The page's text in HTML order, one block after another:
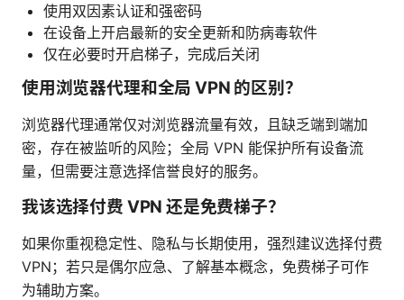
使用双因素认证和强密码
在设备上开启最新的安全更新和防病毒软件
仅在必要时开启梯子，完成后关闭
使用浏览器代理和全局 VPN 的区别？
浏览器代理通常仅对浏览器流量有效，且缺乏端到端加
密，存在被监听的风险；全局 VPN 能保护所有设备流
量，但需要注意选择信誉良好的服务。
我该选择付费 VPN 还是免费梯子？
如果你重视稳定性、隐私与长期使用，强烈建议选择付费
VPN；若只是偶尔应急、了解基本概念，免费梯子可作
为辅助方案。